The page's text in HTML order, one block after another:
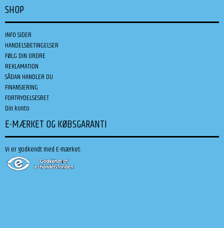
SHOP
INFO SIDER
HANDELSBETINGELSER
FØLG DIN ORDRE
REKLAMATION
SÅDAN HANDLER DU
FINANSIERING
FORTRYDELSESRET
Din konto
E-MÆRKET OG KØBSGARANTI
Vi er godkendt med E-mærket: